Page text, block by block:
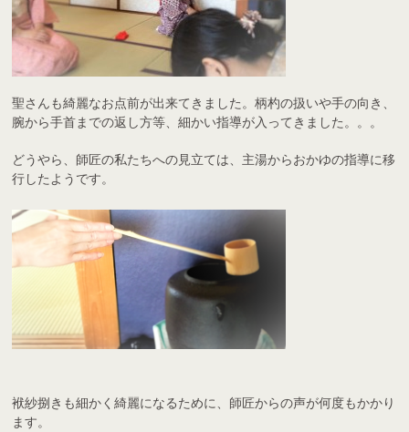
聖さんも綺麗なお点前が出来てきました。柄杓の扱いや手の向き、
腕から手首までの返し方等、細かい指導が入ってきました。。。
どうやら、師匠の私たちへの見立ては、主湯からおかゆの指導に移
行したようです。
袱紗捌きも細かく綺麗になるために、師匠からの声が何度もかかり
ます。